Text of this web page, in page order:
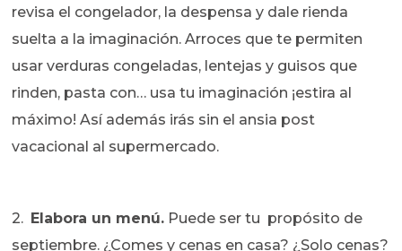
revisa el congelador, la despensa y dale rienda
suelta a la imaginación. Arroces que te permiten
usar verduras congeladas, lentejas y guisos que
rinden, pasta con… usa tu imaginación ¡estira al
máximo! Así además irás sin el ansia post
vacacional al supermercado.
2. Elabora un menú. Puede ser tu propósito de
septiembre. ¿Comes y cenas en casa? ¿Solo cenas?